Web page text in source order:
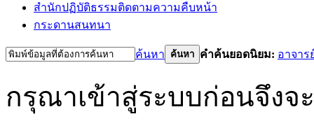
สำนักปฏิบัติธรรมติดตามความคืบหน้า
กระดานสนทนา
ค้นหา ค้นหา คำค้นยอดนิยม: อาจาร
กรุณาเข้าสู่ระบบก่อนจึงจ